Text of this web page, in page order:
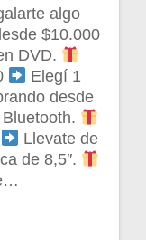
algo
$10.000
DVD.
Elegí 1
desde
Llevate de
de 8,5″.